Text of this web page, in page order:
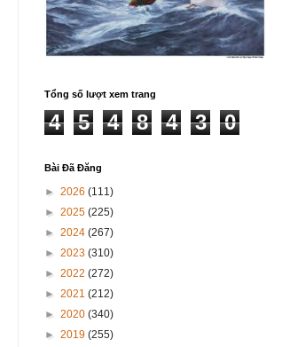
Tổng số lượt xem trang
4 5 4 8 4 3 0
Bài Đã Đăng
► 2026 (111)
► 2025 (225)
► 2024 (267)
► 2023 (310)
► 2022 (272)
► 2021 (212)
► 2020 (340)
► 2019 (255)